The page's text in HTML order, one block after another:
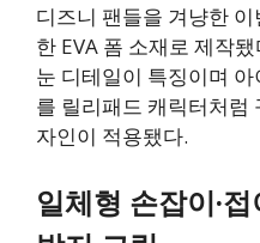
디즈니 팬들을 겨냥한
한 EVA 폼 소재로 제작
눈 디테일이 특징이며
를 릴리패드 캐릭터처럼
자인이 적용됐다.
일체형 손잡이·